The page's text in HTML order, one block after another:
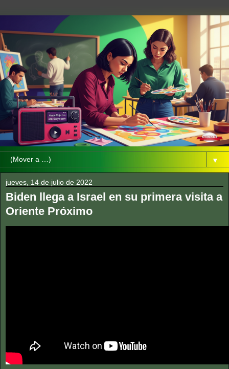
▼
jueves, 14 de julio de 2022
Biden llega a Israel en su primera visita a
Oriente Próximo